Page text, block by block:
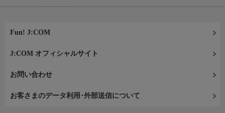
Fun! J:COM
J:COM オフィシャルサイト
お問い合わせ
お客さまのデータ利用･外部送信について